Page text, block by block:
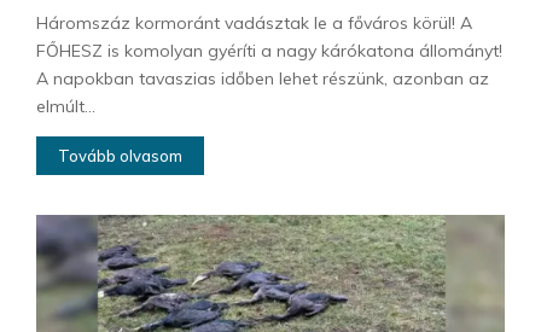
Háromszáz kormoránt vadásztak le a főváros körül! A
FŐHESZ is komolyan gyéríti a nagy kárókatona állományt!
A napokban tavaszias időben lehet részünk, azonban az
elmúlt...
Tovább olvasom